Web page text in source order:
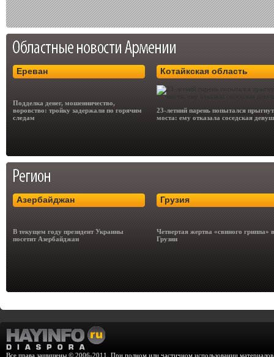
Ереван
Подделка денег, мошенничество,
воровство: тройку задержали по горячим
следам
Котайкская область
23-летний парень попытался
моста: ему отказала соседская
Азербайджан
В текущем году президент Украины
посетит Азербайджан
Грузия
Четвертая жертва «свиного гриппа» в
Грузии
Все права защищены © 2006-2011. При полном или частичном использовании